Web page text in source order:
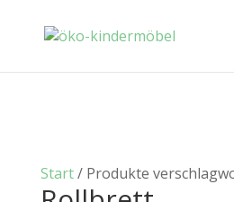
Start/ Produkte